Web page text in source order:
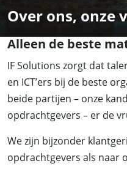
Over ons, onze
Alleen de beste
IF Solutions zorgt dat
en ICT’ers bij de beste
beide partijen – onze
opdrachtgevers – er de
We zijn bijzonder
opdrachtgevers als naar